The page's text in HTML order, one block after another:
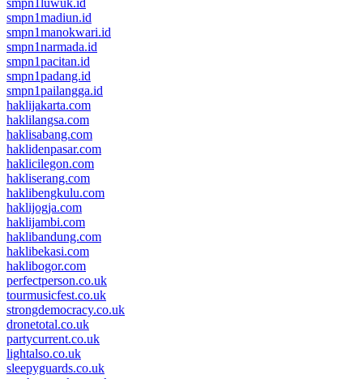
smpn1luwuk.id
smpn1madiun.id
smpn1manokwari.id
smpn1narmada.id
smpn1pacitan.id
smpn1padang.id
smpn1pailangga.id
haklijakarta.com
haklilangsa.com
haklisabang.com
haklidenpasar.com
haklicilegon.com
hakliserang.com
haklibengkulu.com
haklijogja.com
haklijambi.com
haklibandung.com
haklibekasi.com
haklibogor.com
perfectperson.co.uk
tourmusicfest.co.uk
strongdemocracy.co.uk
dronetotal.co.uk
partycurrent.co.uk
lightalso.co.uk
sleepyguards.co.uk